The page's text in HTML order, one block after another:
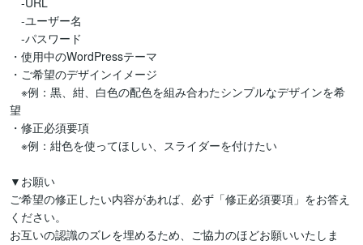
-ユーザー名
-パスワード
・使用中のWordPressテーマ
・ご希望のデザインイメージ
※例：黒、紺、白色の配色を組み合わたシンプルなデザインを希
望
・修正必須要項
※例：紺色を使ってほしい、スライダーを付けたい
▼お願い
ご希望の修正したい内容があれば、必ず「修正必須要項」をお答え
ください。
お互いの認識のズレを埋めるため、ご協力のほどお願いいたしま